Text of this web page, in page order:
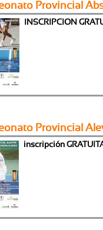
Provincial
INSCRIPCION
Provincial
inscripción